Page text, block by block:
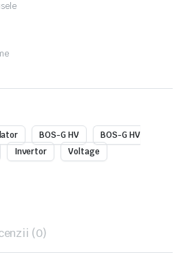
BOS-G HV
BOS-G HV
Invertor Voltage
(0)